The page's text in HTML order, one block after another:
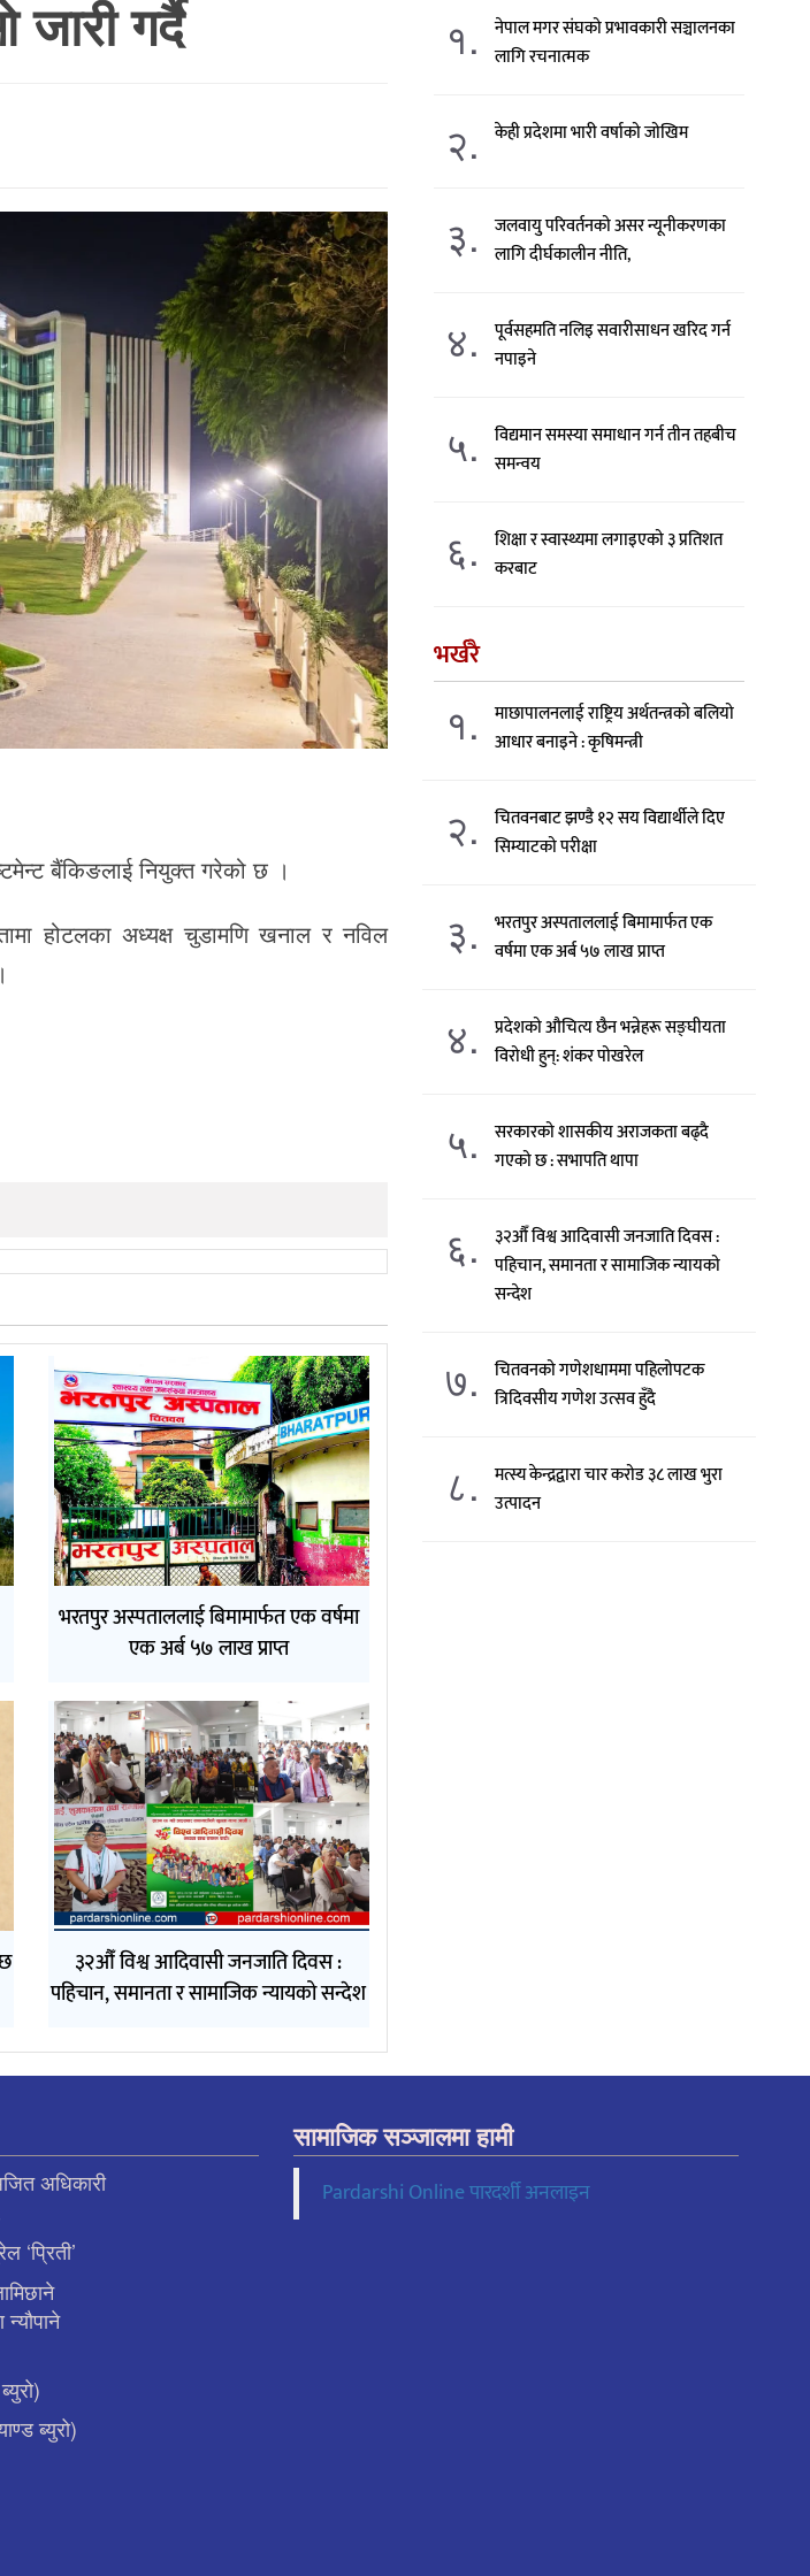
गर्दै
बैंकिङलाई नियुक्त गरेको छ ।
होटलका अध्यक्ष चुडामणि खनाल र नविल
भरतपुर अस्पताललाई बिमामार्फत एक वर्षमा
एक अर्ब ५७ लाख प्राप्त
३२औँ विश्व आदिवासी जनजाति दिवस :
पहिचान, समानता र सामाजिक न्यायको सन्देश
१.
नेपाल मगर संघको प्रभावकारी सञ्चालनका
लागि रचनात्मक
२. केही प्रदेशमा भारी वर्षाको जोखिम
३.
जलवायु परिवर्तनको असर न्यूनीकरणका
लागि दीर्घकालीन नीति,
४.
पूर्वसहमति नलिइ सवारीसाधन खरिद गर्न
नपाइने
५.
विद्यमान समस्या समाधान गर्न तीन तहबीच
समन्वय
६.
शिक्षा र स्वास्थ्यमा लगाइएको ३ प्रतिशत
करबाट
भर्खरै
१.
माछापालनलाई राष्ट्रिय अर्थतन्त्रको बलियो
आधार बनाइने : कृषिमन्त्री
२.
चितवनबाट झण्डै १२ सय विद्यार्थीले दिए
सिम्याटको परीक्षा
३.
भरतपुर अस्पताललाई बिमामार्फत एक
वर्षमा एक अर्ब ५७ लाख प्राप्त
४.
प्रदेशको औचित्य छैन भन्नेहरू सङ्घीयता
विरोधी हुन्: शंकर पोखरेल
५.
सरकारको शासकीय अराजकता बढ्दै
गएको छ : सभापति थापा
६.
३२औँ विश्व आदिवासी जनजाति दिवस :
पहिचान, समानता र सामाजिक न्यायको
सन्देश
७.
चितवनको गणेशधाममा पहिलोपटक
त्रिदिवसीय गणेश उत्सव हुँदै
८.
मत्स्य केन्द्रद्वारा चार करोड ३८ लाख भुरा
उत्पादन
अधिकारी
‘प्रिती’
ब्युरो)
सामाजिक सञ्जालमा हामी
Pardarshi Online पारदर्शी अनलाइन